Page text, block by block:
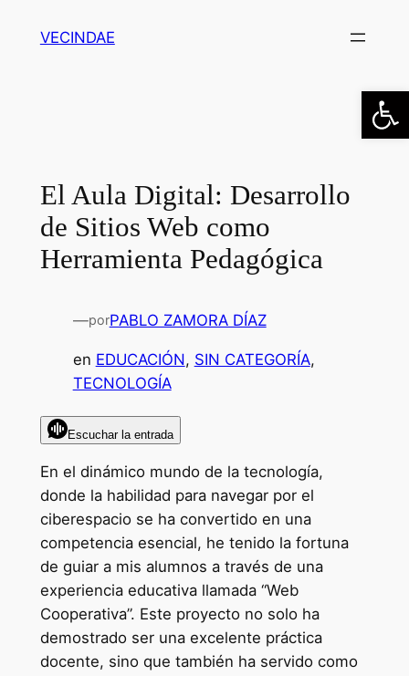
VECINDAE
El Aula Digital: Desarrollo
de Sitios Web como
Herramienta Pedagógica
—porPABLO ZAMORA DÍAZ
en EDUCACIÓN, SIN CATEGORÍA
TECNOLOGÍA
Escuchar la entrada
En el dinámico mundo de la tecnología,
donde la habilidad para navegar por el
ciberespacio se ha convertido en una
competencia esencial, he tenido la fortuna
de guiar a mis alumnos a través de una
experiencia educativa llamada “Web
Cooperativa”. Este proyecto no solo ha
demostrado ser una excelente práctica
docente, sino que también ha servido como
Abrir